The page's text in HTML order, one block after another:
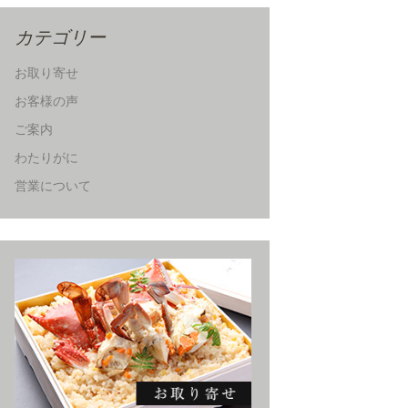
カテゴリー
お取り寄せ
お客様の声
ご案内
わたりがに
営業について